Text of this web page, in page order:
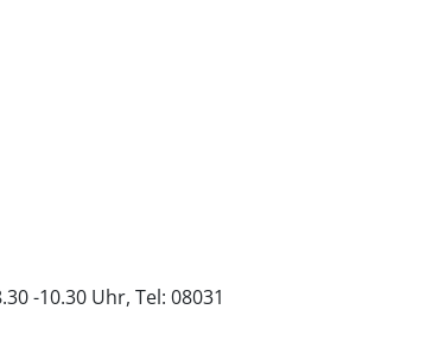
-10.30 Uhr, Tel: 08031